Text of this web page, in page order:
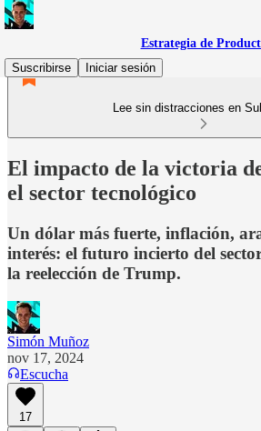
Estrategia de
Suscribirse
Iniciar sesión
Lee sin distracciones en
El impacto de la victoria
el sector tecnológico
Un dólar más fuerte, inflación,
interés: el futuro incierto del
la reelección de Trump.
Simón Muñoz
nov 17, 2024
Escucha
17